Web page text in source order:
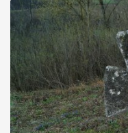
не видно, але видно дві